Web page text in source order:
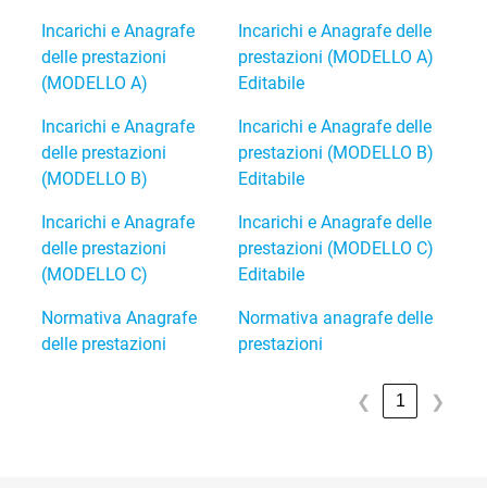
Incarichi e Anagrafe
delle prestazioni
(MODELLO A)
Incarichi e Anagrafe delle
prestazioni (MODELLO A)
Editabile
Incarichi e Anagrafe
delle prestazioni
(MODELLO B)
Incarichi e Anagrafe delle
prestazioni (MODELLO B)
Editabile
Incarichi e Anagrafe
delle prestazioni
(MODELLO C)
Incarichi e Anagrafe delle
prestazioni (MODELLO C)
Editabile
Normativa Anagrafe
delle prestazioni
Normativa anagrafe delle
prestazioni
❮ 1 ❯